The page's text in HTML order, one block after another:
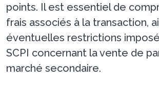
points. Il est essentiel de
frais associés à la transaction,
éventuelles restrictions
SCPI concernant la vente de
marché secondaire.